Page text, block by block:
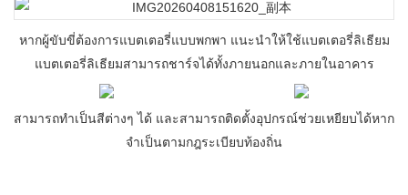
หากผู้ขับขี่ต้องการแบตเตอรี่แบบพกพา แนะนำให้ใช้แบตเตอรี่ลิเธียม
แบตเตอรี่ลิเธียมสามารถชาร์จได้ทั้งภายนอกและภายในอาคาร
สามารถทำเป็นสีต่างๆ ได้ และสามารถติดตั้งอุปกรณ์ช่วยเหยียบได้หาก
จำเป็นตามกฎระเบียบท้องถิ่น